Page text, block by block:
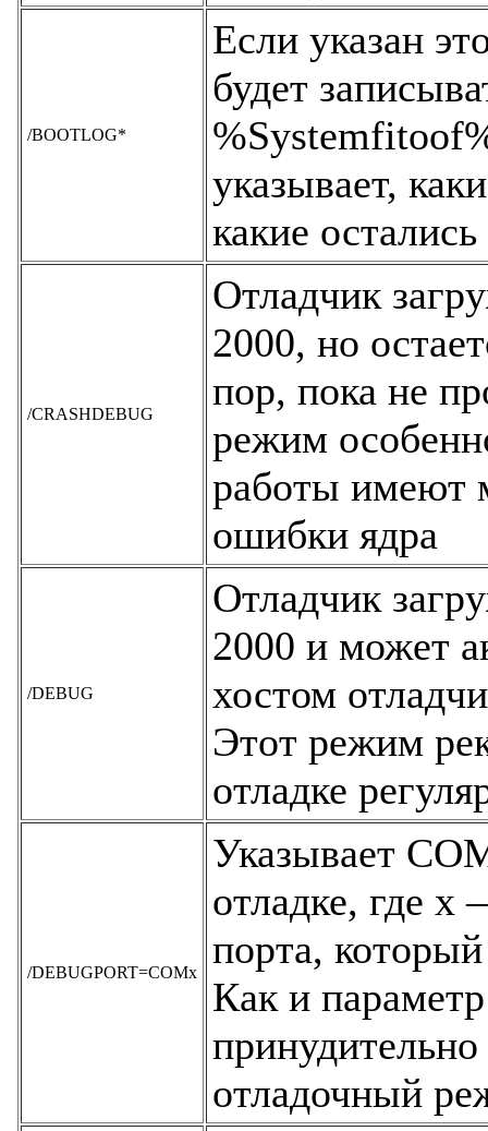
/BOOTLOG*
Если указан
будет
указывает,
какие
/CRASHDEBUG
Отладчик
2000, но
пор, пока не
режим
работы имеют
ошибки ядра
/DEBUG
Отладчик
2000 и может
хостом
Этот режим
отладке
/DEBUGPORT=COMx
Указывает
отладке, где
порта,
Как и
отладочный